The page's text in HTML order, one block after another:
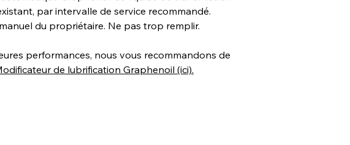
par intervalle de service recommandé.
du propriétaire. Ne pas trop remplir.
performances, nous vous recommandons de
de lubrification Graphenoil (ici).